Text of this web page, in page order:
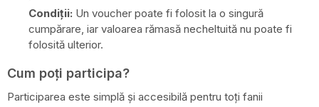
Condiții: Un voucher poate fi folosit la o singură
cumpărare, iar valoarea rămasă necheltuită nu poate fi
folosită ulterior.
Cum poți participa?
Participarea este simplă și accesibilă pentru toți fanii